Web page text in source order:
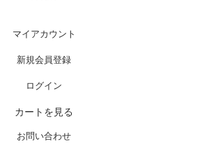
マイアカウント
新規会員登録
ログイン
カートを見る
お問い合わせ